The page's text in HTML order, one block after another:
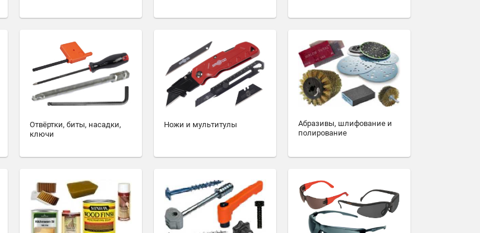
Отвёртки, биты, насадки,
ключи
Ножи и мультитулы
Абразивы, шлифование и
полирование